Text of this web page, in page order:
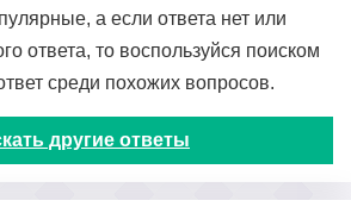
а если ответа нет или
ответа, то воспользуйся поиском
среди похожих вопросов.
другие ответы